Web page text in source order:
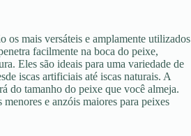
os mais versáteis e amplamente utilizados
facilmente na boca do peixe,
Eles são ideais para uma variedade de
iscas artificiais até iscas naturais. A
do tamanho do peixe que você almeja.
e anzóis maiores para peixes